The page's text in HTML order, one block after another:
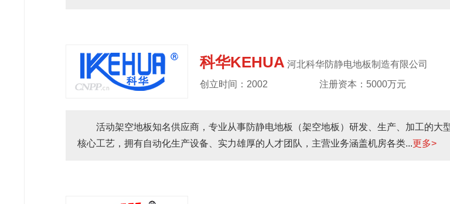
科华KEHUA 河北科华防静电地板制造有限公司
创立时间：2002
注册资本：5000万元
活动架空地板知名供应商，专业从事防静电地板（架空地板）研发、生产、加工的大
核心工艺，拥有自动化生产设备、实力雄厚的人才团队，主营业务涵盖机房各类...更多>